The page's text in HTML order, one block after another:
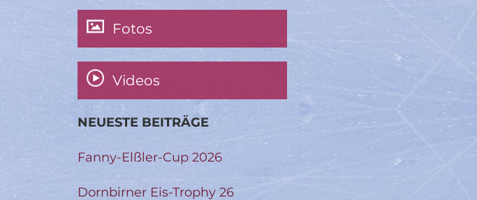
Fotos
Videos
NEUESTE BEITRÄGE
Fanny-Elßler-Cup 2026
Dornbirner Eis-Trophy 26